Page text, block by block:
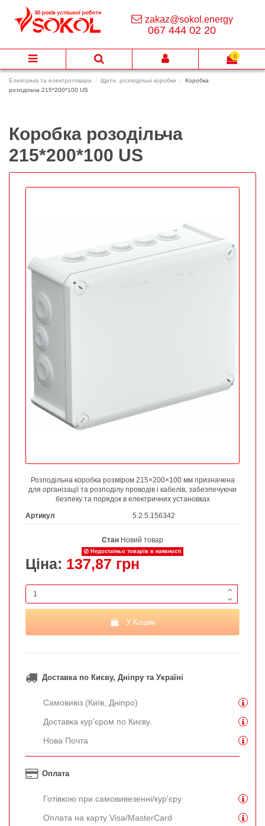
Електрика та електротовари Щити, розподільні коробки
Коробка
розодільча 215*200*100 US
Коробка розодільча
215*200*100 US
Розподільна коробка розміром 215×200×100 мм призначена
для організації та розподілу проводів і кабелів, забезпечуючи
безпеку та порядок в електричних установках
Артикул
5.2.5.156342
Стан Новий товар
Недостатньо товарів в наявності
Ціна: 137,87 грн
У Кошик
Доставка по Києву, Дніпру та Україні
Самовивіз (Київ, Дніпро)
Доставка кур'єром по Києву.
Нова Почта
Оплата
Готівкою при самовивезенні/кур'єру
Оплата на карту Visa/MasterCard
zakaz@sokol.energy
067 444 02 20
0